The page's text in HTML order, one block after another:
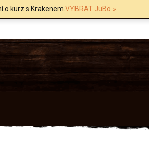
o kurz s Krakenem.VYBRAT JuBö »